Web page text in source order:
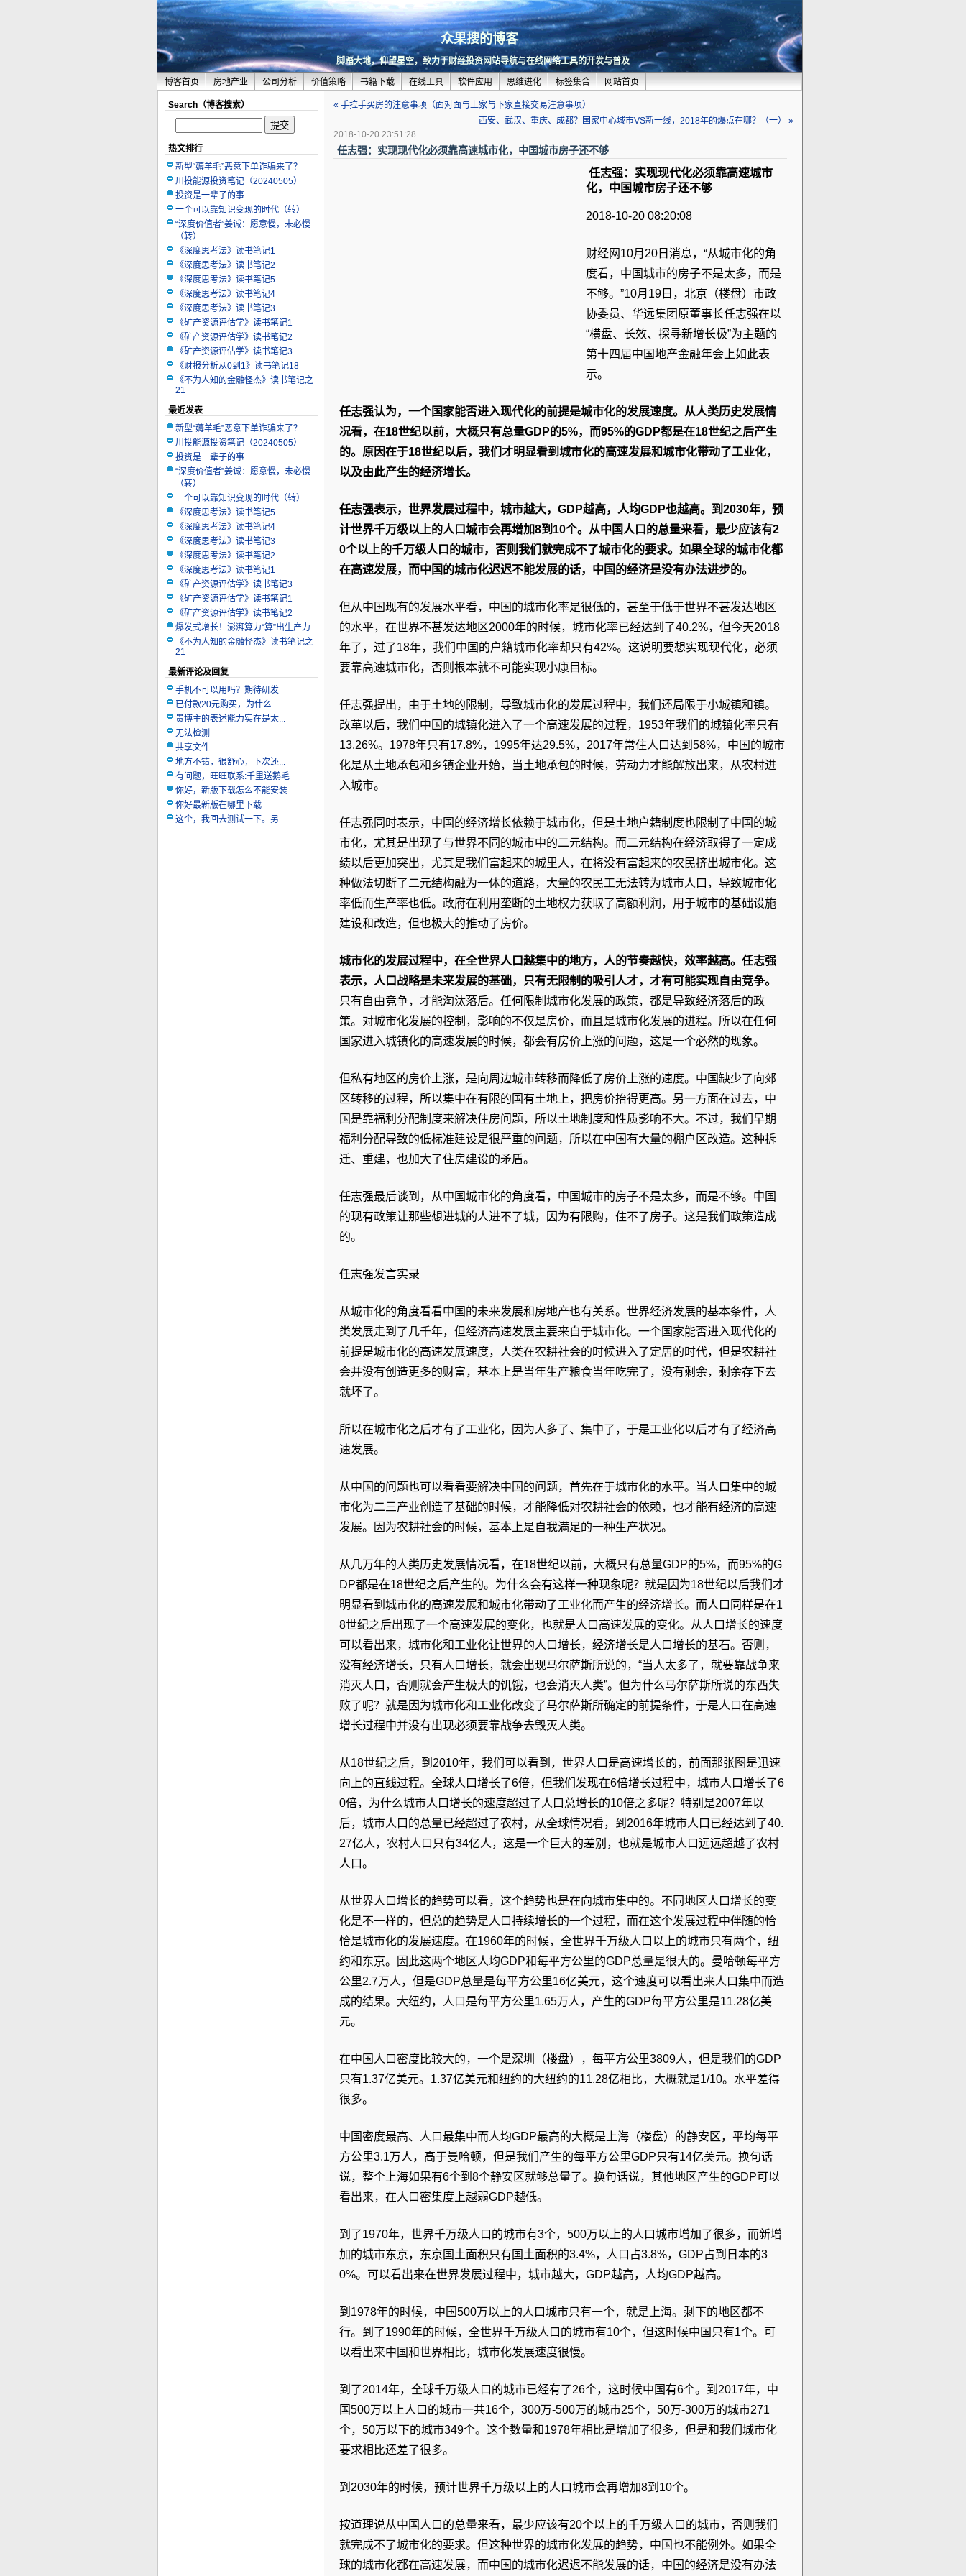
众果搜的博客
脚踏大地，仰望星空，致力于财经投资网站导航与在线网络工具的开发与普及
博客首页 房地产业 公司分析 价值策略 书籍下载 在线工具 软件应用 思维进化 标签集合 网站首页
Search（博客搜索）
热文排行
新型“薅羊毛”恶意下单诈骗来了？
川投能源投资笔记（20240505）
投资是一辈子的事
一个可以靠知识变现的时代（转）
“深度价值者”姜诚：愿意慢，未必慢
（转）
《深度思考法》读书笔记1
《深度思考法》读书笔记2
《深度思考法》读书笔记5
《深度思考法》读书笔记4
《深度思考法》读书笔记3
《矿产资源评估学》读书笔记1
《矿产资源评估学》读书笔记2
《矿产资源评估学》读书笔记3
《财报分析从0到1》读书笔记18
《不为人知的金融怪杰》读书笔记之
21
最近发表
新型“薅羊毛”恶意下单诈骗来了？
川投能源投资笔记（20240505）
投资是一辈子的事
“深度价值者”姜诚：愿意慢，未必慢
（转）
一个可以靠知识变现的时代（转）
《深度思考法》读书笔记5
《深度思考法》读书笔记4
《深度思考法》读书笔记3
《深度思考法》读书笔记2
《深度思考法》读书笔记1
《矿产资源评估学》读书笔记3
《矿产资源评估学》读书笔记1
《矿产资源评估学》读书笔记2
爆发式增长！澎湃算力“算”出生产力
《不为人知的金融怪杰》读书笔记之
21
最新评论及回复
手机不可以用吗？期待研发
已付款20元购买，为什么...
贵博主的表述能力实在是太...
无法检测
共享文件
地方不错，很舒心，下次还...
有问题，旺旺联系:千里送鹅毛
你好，新版下载怎么不能安装
你好最新版在哪里下载
这个，我回去测试一下。另...
« 手拉手买房的注意事项（面对面与上家与下家直接交易注意事项）
西安、武汉、重庆、成都？国家中心城市VS新一线，2018年的爆点在哪？（一） »
2018-10-20 23:51:28
任志强：实现现代化必须靠高速城市化，中国城市房子还不够
任志强：实现现代化必须靠高速城市
化，中国城市房子还不够
2018-10-20 08:20:08
财经网10月20日消息，“从城市化的角
度看，中国城市的房子不是太多，而是
不够。”10月19日，北京（楼盘）市政
协委员、华远集团原董事长任志强在以
“横盘、长效、探寻新增长极”为主题的
第十四届中国地产金融年会上如此表
示。
任志强认为，一个国家能否进入现代化的前提是城市化的发展速度。从人类历史发展情
况看，在18世纪以前，大概只有总量GDP的5%，而95%的GDP都是在18世纪之后产生
的。原因在于18世纪以后，我们才明显看到城市化的高速发展和城市化带动了工业化，
以及由此产生的经济增长。
任志强表示，世界发展过程中，城市越大，GDP越高，人均GDP也越高。到2030年，预
计世界千万级以上的人口城市会再增加8到10个。从中国人口的总量来看，最少应该有2
0个以上的千万级人口的城市，否则我们就完成不了城市化的要求。如果全球的城市化都
在高速发展，而中国的城市化迟迟不能发展的话，中国的经济是没有办法进步的。
但从中国现有的发展水平看，中国的城市化率是很低的，甚至于低于世界不甚发达地区
的水平，在世界不甚发达地区2000年的时候，城市化率已经达到了40.2%，但今天2018
年了，过了18年，我们中国的户籍城市化率却只有42%。这说明要想实现现代化，必须
要靠高速城市化，否则根本就不可能实现小康目标。
任志强提出，由于土地的限制，导致城市化的发展过程中，我们还局限于小城镇和镇。
改革以后，我们中国的城镇化进入了一个高速发展的过程，1953年我们的城镇化率只有
13.26%。1978年只有17.8%，1995年达29.5%，2017年常住人口达到58%，中国的城市
化是从土地承包和乡镇企业开始，当土地承包的时候，劳动力才能解放出来，从农村进
入城市。
任志强同时表示，中国的经济增长依赖于城市化，但是土地户籍制度也限制了中国的城
市化，尤其是出现了与世界不同的城市中的二元结构。而二元结构在经济取得了一定成
绩以后更加突出，尤其是我们富起来的城里人，在将没有富起来的农民挤出城市化。这
种做法切断了二元结构融为一体的道路，大量的农民工无法转为城市人口，导致城市化
率低而生产率也低。政府在利用垄断的土地权力获取了高额利润，用于城市的基础设施
建设和改造，但也极大的推动了房价。
城市化的发展过程中，在全世界人口越集中的地方，人的节奏越快，效率越高。任志强
表示，人口战略是未来发展的基础，只有无限制的吸引人才，才有可能实现自由竞争。
只有自由竞争，才能淘汰落后。任何限制城市化发展的政策，都是导致经济落后的政
策。对城市化发展的控制，影响的不仅是房价，而且是城市化发展的进程。所以在任何
国家进入城镇化的高速发展的时候，都会有房价上涨的问题，这是一个必然的现象。
但私有地区的房价上涨，是向周边城市转移而降低了房价上涨的速度。中国缺少了向郊
区转移的过程，所以集中在有限的国有土地上，把房价抬得更高。另一方面在过去，中
国是靠福利分配制度来解决住房问题，所以土地制度和性质影响不大。不过，我们早期
福利分配导致的低标准建设是很严重的问题，所以在中国有大量的棚户区改造。这种拆
迁、重建，也加大了住房建设的矛盾。
任志强最后谈到，从中国城市化的角度看，中国城市的房子不是太多，而是不够。中国
的现有政策让那些想进城的人进不了城，因为有限购，住不了房子。这是我们政策造成
的。
任志强发言实录
从城市化的角度看看中国的未来发展和房地产也有关系。世界经济发展的基本条件，人
类发展走到了几千年，但经济高速发展主要来自于城市化。一个国家能否进入现代化的
前提是城市化的高速发展速度，人类在农耕社会的时候进入了定居的时代，但是农耕社
会并没有创造更多的财富，基本上是当年生产粮食当年吃完了，没有剩余，剩余存下去
就坏了。
所以在城市化之后才有了工业化，因为人多了、集中了，于是工业化以后才有了经济高
速发展。
从中国的问题也可以看看要解决中国的问题，首先在于城市化的水平。当人口集中的城
市化为二三产业创造了基础的时候，才能降低对农耕社会的依赖，也才能有经济的高速
发展。因为农耕社会的时候，基本上是自我满足的一种生产状况。
从几万年的人类历史发展情况看，在18世纪以前，大概只有总量GDP的5%，而95%的G
DP都是在18世纪之后产生的。为什么会有这样一种现象呢？就是因为18世纪以后我们才
明显看到城市化的高速发展和城市化带动了工业化而产生的经济增长。而人口同样是在1
8世纪之后出现了一个高速发展的变化，也就是人口高速发展的变化。从人口增长的速度
可以看出来，城市化和工业化让世界的人口增长，经济增长是人口增长的基石。否则，
没有经济增长，只有人口增长，就会出现马尔萨斯所说的，“当人太多了，就要靠战争来
消灭人口，否则就会产生极大的饥饿，也会消灭人类”。但为什么马尔萨斯所说的东西失
败了呢？就是因为城市化和工业化改变了马尔萨斯所确定的前提条件，于是人口在高速
增长过程中并没有出现必须要靠战争去毁灭人类。
从18世纪之后，到2010年，我们可以看到，世界人口是高速增长的，前面那张图是迅速
向上的直线过程。全球人口增长了6倍，但我们发现在6倍增长过程中，城市人口增长了6
0倍，为什么城市人口增长的速度超过了人口总增长的10倍之多呢？特别是2007年以
后，城市人口的总量已经超过了农村，从全球情况看，到2016年城市人口已经达到了40.
27亿人，农村人口只有34亿人，这是一个巨大的差别，也就是城市人口远远超越了农村
人口。
从世界人口增长的趋势可以看，这个趋势也是在向城市集中的。不同地区人口增长的变
化是不一样的，但总的趋势是人口持续增长的一个过程，而在这个发展过程中伴随的恰
恰是城市化的发展速度。在1960年的时候，全世界千万级人口以上的城市只有两个，纽
约和东京。因此这两个地区人均GDP和每平方公里的GDP总量是很大的。曼哈顿每平方
公里2.7万人，但是GDP总量是每平方公里16亿美元，这个速度可以看出来人口集中而造
成的结果。大纽约，人口是每平方公里1.65万人，产生的GDP每平方公里是11.28亿美
元。
在中国人口密度比较大的，一个是深圳（楼盘），每平方公里3809人，但是我们的GDP
只有1.37亿美元。1.37亿美元和纽约的大纽约的11.28亿相比，大概就是1/10。水平差得
很多。
中国密度最高、人口最集中而人均GDP最高的大概是上海（楼盘）的静安区，平均每平
方公里3.1万人，高于曼哈顿，但是我们产生的每平方公里GDP只有14亿美元。换句话
说，整个上海如果有6个到8个静安区就够总量了。换句话说，其他地区产生的GDP可以
看出来，在人口密集度上越弱GDP越低。
到了1970年，世界千万级人口的城市有3个，500万以上的人口城市增加了很多，而新增
加的城市东京，东京国土面积只有国土面积的3.4%，人口占3.8%，GDP占到日本的3
0%。可以看出来在世界发展过程中，城市越大，GDP越高，人均GDP越高。
到1978年的时候，中国500万以上的人口城市只有一个，就是上海。剩下的地区都不
行。到了1990年的时候，全世界千万级人口的城市有10个，但这时候中国只有1个。可
以看出来中国和世界相比，城市化发展速度很慢。
到了2014年，全球千万级人口的城市已经有了26个，这时候中国有6个。到2017年，中
国500万以上人口的城市一共16个，300万-500万的城市25个，50万-300万的城市271
个，50万以下的城市349个。这个数量和1978年相比是增加了很多，但是和我们城市化
要求相比还差了很多。
到2030年的时候，预计世界千万级以上的人口城市会再增加8到10个。
按道理说从中国人口的总量来看，最少应该有20个以上的千万级人口的城市，否则我们
就完成不了城市化的要求。但这种世界的城市化发展的趋势，中国也不能例外。如果全
球的城市化都在高速发展，而中国的城市化迟迟不能发展的话，中国的经济是没有办法